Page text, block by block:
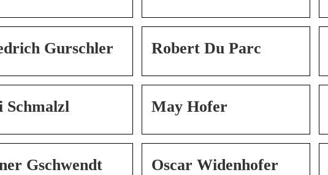
Gurschler Robert Du Parc
May Hofer
Gschwendt Oscar Widenhofer